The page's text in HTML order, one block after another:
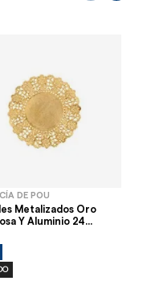
DE POU
Metalizados Oro
Y Aluminio 24...